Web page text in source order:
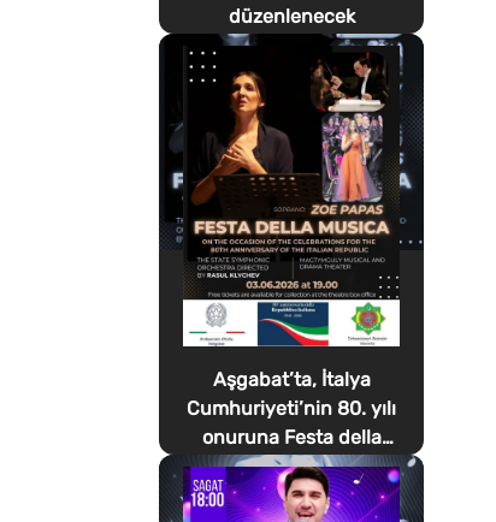
düzenlenecek
Aşgabat’ta, İtalya
Cumhuriyeti’nin 80. yılı
onuruna Festa della
Musica düzenlenecek